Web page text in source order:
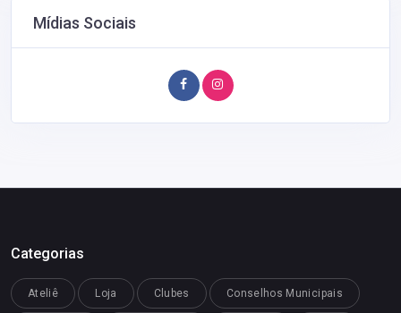
Mídias Sociais
Categorias
Ateliê Loja Clubes Conselhos Municipais